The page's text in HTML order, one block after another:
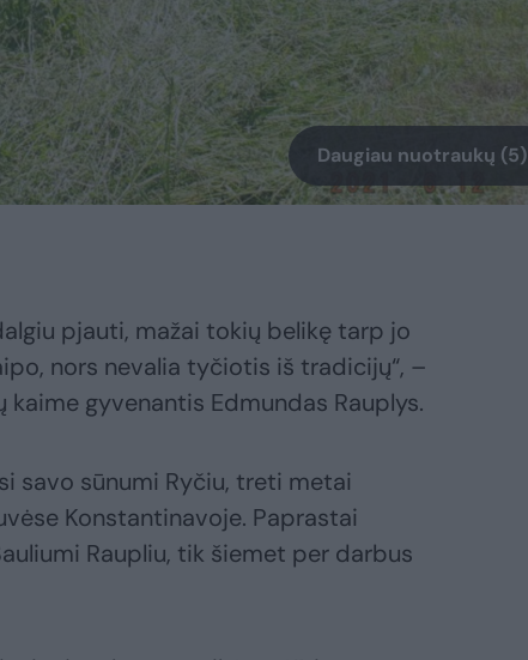
Daugiau nuotraukų (5)
pjauti, mažai tokių belikę tarp jo
nors nevalia tyčiotis iš tradicijų“, –
kaime gyvenantis Edmundas Rauplys.
savo sūnumi Ryčiu, treti metai
Konstantinavoje. Paprastai
Raupliu, tik šiemet per darbus